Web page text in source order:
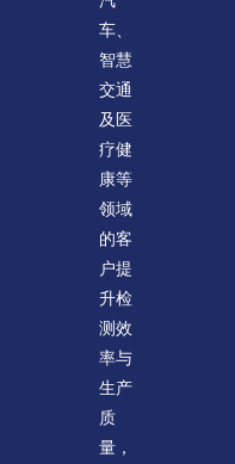
车、
智慧
交通
及医
疗健
康等
领域
的客
户提
升检
测效
率与
生产
质
量，